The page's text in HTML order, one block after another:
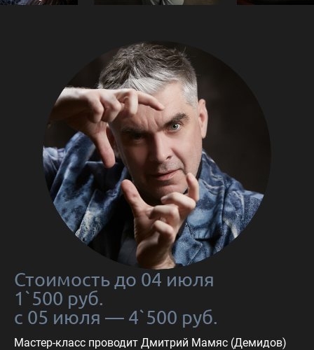
Стоимость до 04 июля
1`500 руб.
с 05 июля — 4`500 руб.
Мастер-класс проводит Дмитрий Мамяс (Демидов)